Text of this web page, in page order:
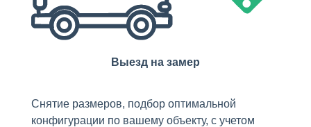
Выезд на замер
Снятие размеров, подбор оптимальной
конфигурации по вашему объекту, с учетом